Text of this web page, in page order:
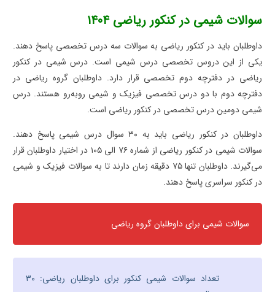
سوالات شیمی در کنکور ریاضی ۱۴۰۴
داوطلبان باید در کنکور ریاضی به سوالات سه درس تخصصی پاسخ دهند.
یکی از این دروس تخصصی درس شیمی است. درس شیمی در کنکور
ریاضی در دفترچه دوم تخصصی قرار دارد. داوطلبان گروه ریاضی در
دفترچه دوم با دو درس تخصصی فیزیک و شیمی روبه‌رو هستند. درس
شیمی دومین درس تخصصی در کنکور ریاضی است.
داوطلبان در کنکور ریاضی باید به ۳۰ سوال درس شیمی پاسخ دهند.
سوالات شیمی در کنکور ریاضی از شماره ۷۶ الی ۱۰۵ در اختیار داوطلبان قرار
می‌گیرند. داوطلبان تنها ۷۵ دقیقه زمان دارند تا به سوالات فیزیک و شیمی
در کنکور سراسری پاسخ دهند.
سوالات شیمی برای داوطلبان گروه ریاضی
تعداد سوالات شیمی کنکور برای داوطلبان ریاضی: ۳۰